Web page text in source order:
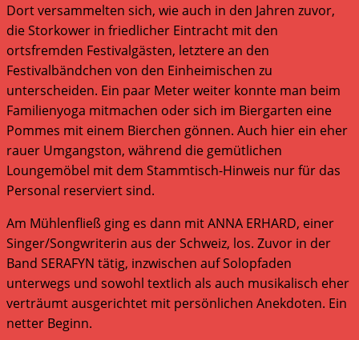
Dort versammelten sich, wie auch in den Jahren zuvor,
die Storkower in friedlicher Eintracht mit den
ortsfremden Festivalgästen, letztere an den
Festivalbändchen von den Einheimischen zu
unterscheiden. Ein paar Meter weiter konnte man beim
Familienyoga mitmachen oder sich im Biergarten eine
Pommes mit einem Bierchen gönnen. Auch hier ein eher
rauer Umgangston, während die gemütlichen
Loungemöbel mit dem Stammtisch-Hinweis nur für das
Personal reserviert sind.
Am Mühlenfließ ging es dann mit ANNA ERHARD, einer
Singer/Songwriterin aus der Schweiz, los. Zuvor in der
Band SERAFYN tätig, inzwischen auf Solopfaden
unterwegs und sowohl textlich als auch musikalisch eher
verträumt ausgerichtet mit persönlichen Anekdoten. Ein
netter Beginn.